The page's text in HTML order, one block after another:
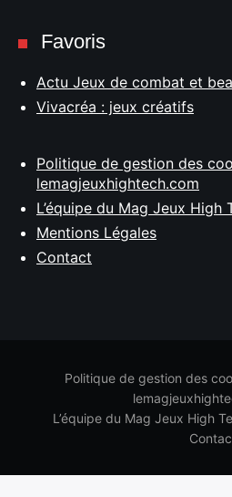
Favoris
Actu Jeux de combat et
Vivacréa : jeux créatifs
Politique de gestion des
lemagjeuxhightech.com
L’équipe du Mag Jeux High
Mentions Légales
Contact
Politique de gestion des
L’équipe du Mag Jeux High